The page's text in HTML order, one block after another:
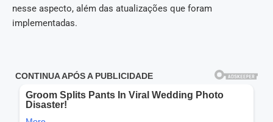
nesse aspecto, além das atualizações que foram
implementadas.